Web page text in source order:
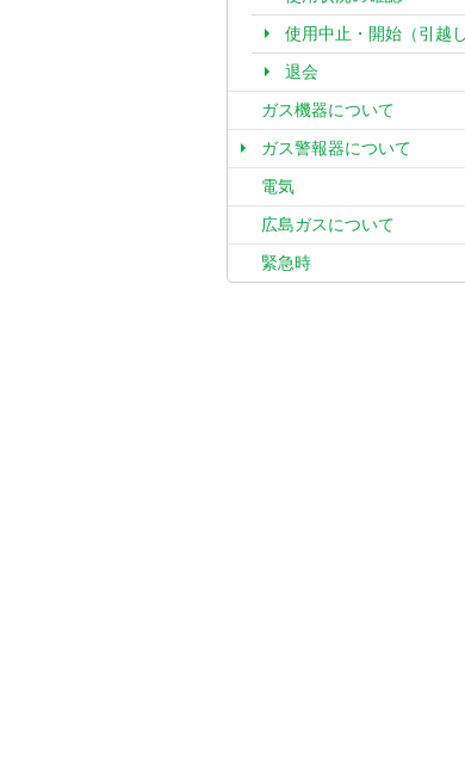
使用中止・開始（引越し
退会
ガス機器について
ガス警報器について
電気
広島ガスについて
緊急時